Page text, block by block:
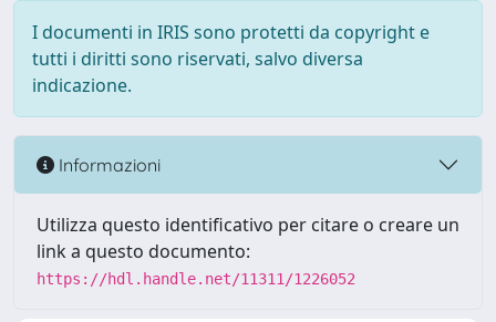
I documenti in IRIS sono protetti da copyright e
tutti i diritti sono riservati, salvo diversa
indicazione.
Informazioni
Utilizza questo identificativo per citare o creare un
link a questo documento:
https://hdl.handle.net/11311/1226052